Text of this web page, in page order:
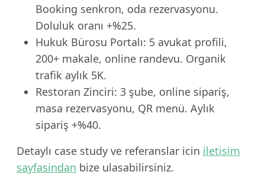
Booking senkron, oda rezervasyonu.
Doluluk oranı +%25.
Hukuk Bürosu Portalı: 5 avukat profili,
200+ makale, online randevu. Organik
trafik aylık 5K.
Restoran Zinciri: 3 şube, online sipariş,
masa rezervasyonu, QR menü. Aylık
sipariş +%40.
Detaylı case study ve referanslar icin iletisim
sayfasindan bize ulasabilirsiniz.